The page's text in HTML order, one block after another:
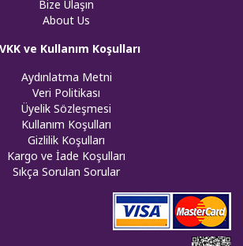
Bize Ulaşın
About Us
ve Kullanım Koşulları
Aydınlatma Metni
Veri Politikası
Üyelik Sözleşmesi
Kullanım Koşulları
Gizlilik Koşulları
Kargo ve İade Koşulları
Sıkça Sorulan Sorular